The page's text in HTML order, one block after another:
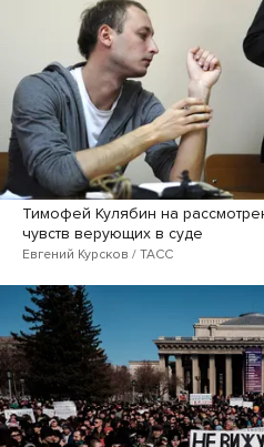
Тимофей Кулябин на
чувств верующих в суде
Евгений Курсков / ТАСС